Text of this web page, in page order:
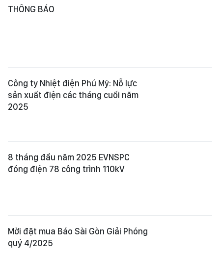
THÔNG BÁO
Công ty Nhiệt điện Phú Mỹ: Nỗ lực
sản xuất điện các tháng cuối năm
2025
8 tháng đầu năm 2025 EVNSPC
đóng điện 78 công trình 110kV
Mời đặt mua Báo Sài Gòn Giải Phóng
quý 4/2025